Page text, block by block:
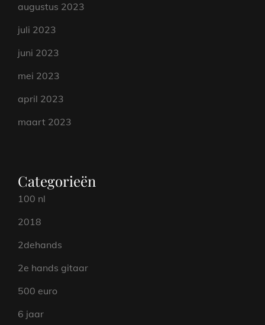
augustus 2023
juli 2023
juni 2023
mei 2023
april 2023
maart 2023
Categorieën
100 nl
2018
2dehands
2e hands gitaar
500 euro
6 jaar